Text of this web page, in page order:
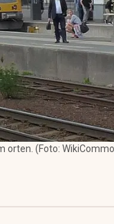
orten. (Foto: